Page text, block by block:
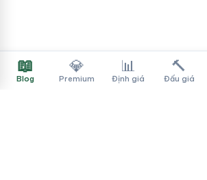
📖
Blog
💎
Premium
📊
Định giá
🔨
Đấu giá